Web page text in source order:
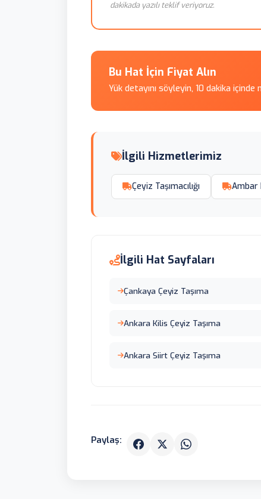
dakikada yazılı teklif veriyoruz.
Bu Hat İçin Fiyat Alın
Yük detayını söyleyin, 10 dakika
İlgili Hizmetlerimiz
Çeyiz Taşımacılığı Ambar
İlgili Hat Sayfaları
Çankaya Çeyiz Taşıma
Ankara Kilis Çeyiz Taşıma
Ankara Siirt Çeyiz Taşıma
Paylaş: